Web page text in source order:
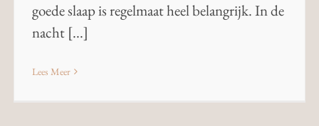
goede slaap is regelmaat heel belangrijk. In de
nacht [...]
Lees Meer